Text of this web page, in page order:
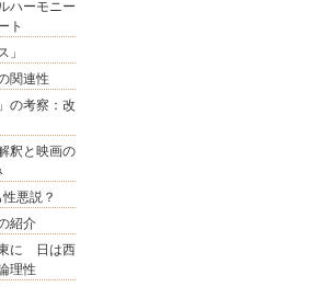
ハーモニー
ト
」
関連性
の考察：改
釈と映画の
悪説？
紹介
に 日は西
理性